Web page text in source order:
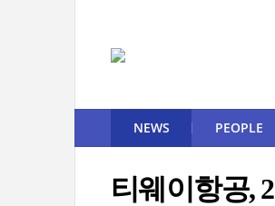
NEWS PEOPLE
티웨이항공,